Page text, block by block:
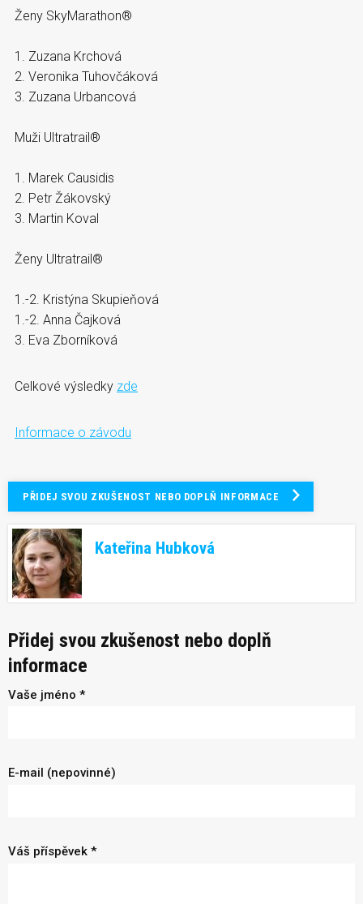
Ženy SkyMarathon®
1. Zuzana Krchová
2. Veronika Tuhovčáková
3. Zuzana Urbancová
Muži Ultratrail®
1. Marek Causidis
2. Petr Žákovský
3. Martin Koval
Ženy Ultratrail®
1.-2. Kristýna Skupieňová
1.-2. Anna Čajková
3. Eva Zborníková
Celkové výsledky zde
Informace o závodu
PŘIDEJ SVOU ZKUŠENOST NEBO DOPLŇ INFORMACE
Kateřina Hubková
Přidej svou zkušenost nebo doplň
informace
Vaše jméno *
E-mail (nepovinné)
Váš příspěvek *